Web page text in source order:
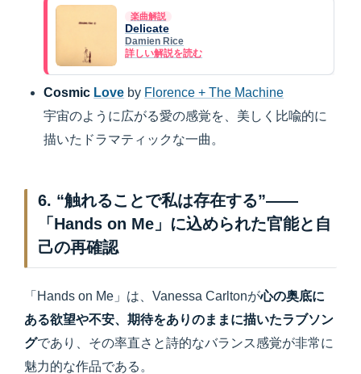
楽曲解説
Delicate
Damien Rice
詳しい解説を読む
Cosmic Love by Florence + The Machine
宇宙のように広がる愛の感覚を、美しく比喩的に
描いたドラマティックな一曲。
6. “触れることで私は存在する”——
「Hands on Me」に込められた官能と自
己の再確認
「Hands on Me」は、Vanessa Carltonが心の奥底に
ある欲望や不安、期待をありのままに描いたラブソン
グであり、その率直さと詩的なバランス感覚が非常に
魅力的な作品である。